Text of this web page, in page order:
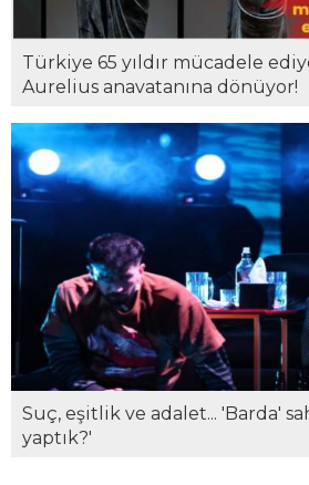
Türkiye 65 yıldır mücadele
Aurelius anavatanına dönüyor!
Suç, eşitlik ve adalet... 'Barda'
yaptık?'